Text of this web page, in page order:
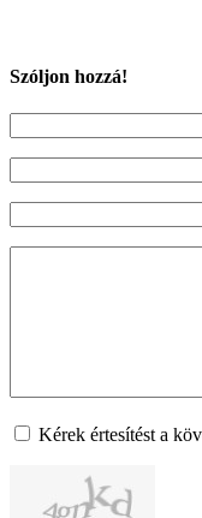
Szóljon hozzá!
Kérek értesítést a